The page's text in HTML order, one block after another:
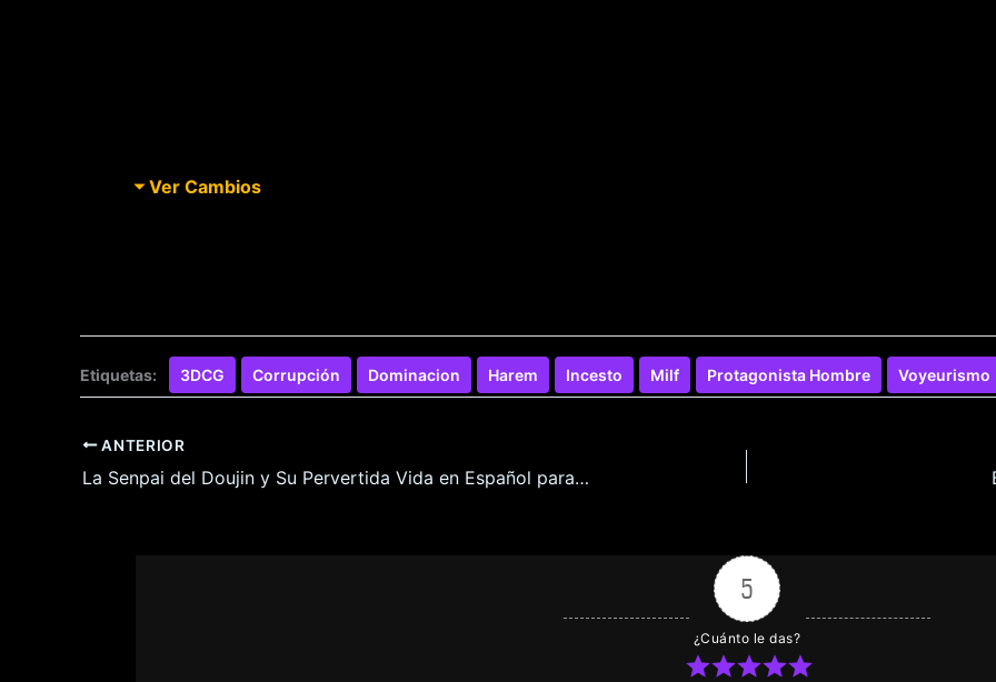
Ver Cambios
Etiquetas: 3DCG Corrupción Dominacion Harem Incesto Milf Protagonista Hombre Voyeurismo
ANTERIOR
La Senpai del Doujin y Su Pervertida Vida en Español para Pc
5
¿Cuánto le das?